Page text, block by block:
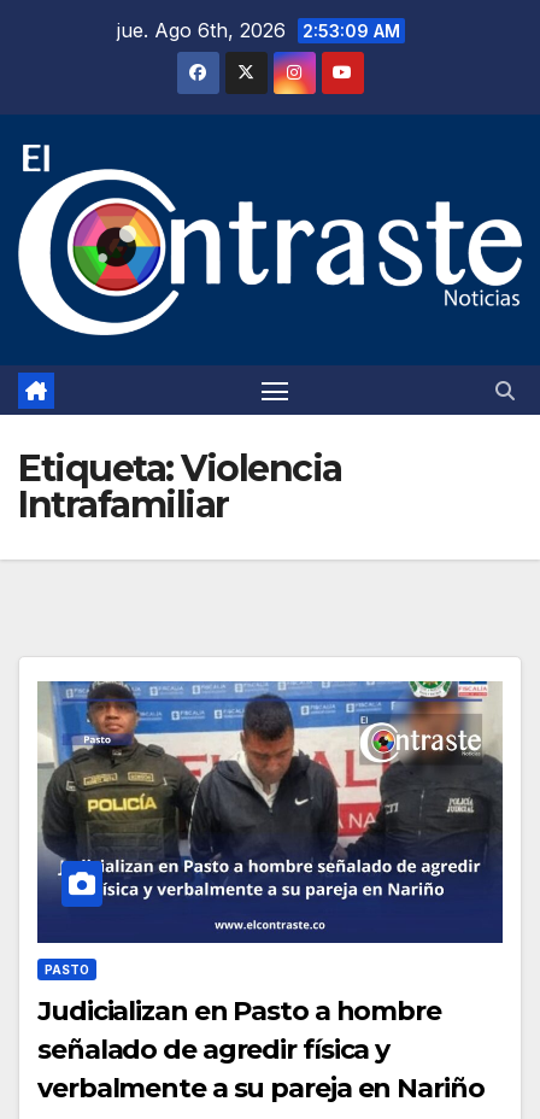
jue. Ago 6th, 2026 2:53:10 AM
Etiqueta:Violencia
Intrafamiliar
PASTO
Judicializan en Pasto a hombre
señalado de agredir física y
verbalmente a su pareja en Nariño